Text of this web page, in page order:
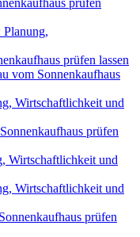
prüfen
prüfen lassen
vom Sonnenkaufhaus
Wirtschaftlichkeit und
prüfen
Wirtschaftlichkeit und
Wirtschaftlichkeit und
prüfen